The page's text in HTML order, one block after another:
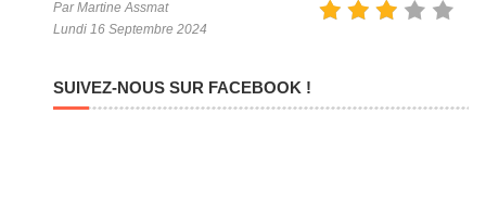
Par Martine Assmat
Lundi 16 Septembre 2024
SUIVEZ-NOUS SUR FACEBOOK !